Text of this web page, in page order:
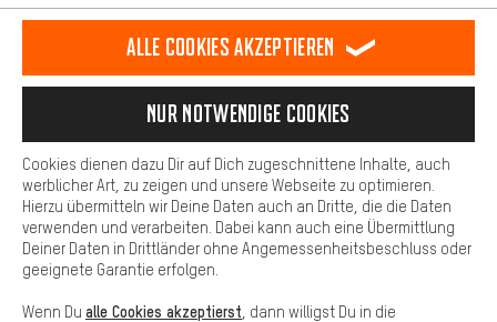
#DEINBIKEBRAUCHTDAS
Dein Shopping-Erlebnis wird komfortabler. Mit Komfort-Cookies
stellen wir Verknüpfungen zu Social Media Plattformen her. So
können wir dir weitere nützliche Inhalte und Informationen zur
Verfügung stellen. Zudem hast du die Möglichkeit zusätzliche
Services zu nutzen, die es dir erleichtern die richtigen Produkte zu
finden. Beispielsweise bieten wir eine Chat-Funktion an, damit
Fragen schnell und unkompliziert beantwortet werden können.
Basis
Basis-Cookies gewährleisten, dass Du unsere Webseite
grundsätzlich nutzen kannst.
Alle Cookies akzeptieren
Nur Notwendige Cookies
Cookies dienen dazu Dir auf Dich zugeschnittene Inhalte, auch
werblicher Art, zu zeigen und unsere Webseite zu optimieren.
Hierzu übermitteln wir Deine Daten auch an Dritte, die die Daten
verwenden und verarbeiten. Dabei kann auch eine Übermittlung
Deiner Daten in Drittländer ohne Angemessenheitsbeschluss oder
geeignete Garantie erfolgen.
Wenn Du alle Cookies akzeptierst , dann willigst Du in die